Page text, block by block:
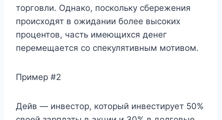
торговли. Однако, поскольку сбережения
происходят в ожидании более высоких
процентов, часть имеющихся денег
перемещается со спекулятивным мотивом.
Пример #2
Дейв — инвестор, который инвестирует 50%